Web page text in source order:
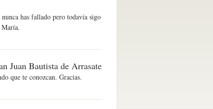
has fallado pero todavía sigo
María.
Juan Bautista de Arrasate
que te conozcan. Gracias.